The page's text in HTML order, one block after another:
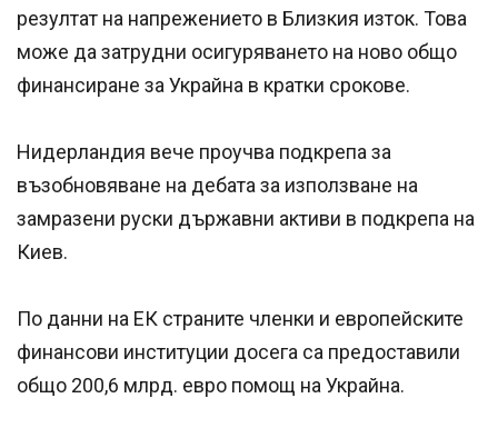
резултат на напрежението в Близкия изток. Това
може да затрудни осигуряването на ново общо
финансиране за Украйна в кратки срокове.
Нидерландия вече проучва подкрепа за
възобновяване на дебата за използване на
замразени руски държавни активи в подкрепа на
Киев.
По данни на ЕК страните членки и европейските
финансови институции досега са предоставили
общо 200,6 млрд. евро помощ на Украйна.